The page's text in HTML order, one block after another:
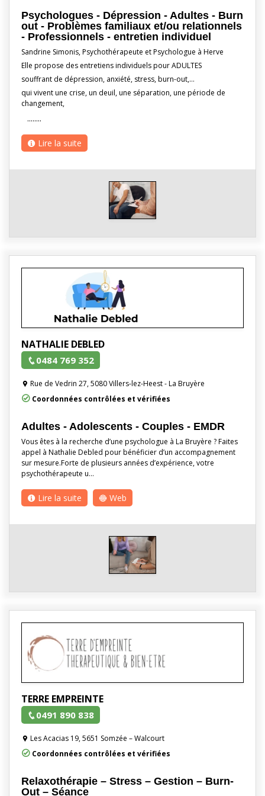
Psychologues - Dépression - Adultes - Burn
out - Problèmes familiaux et/ou relationnels
- Professionnels - entretien individuel
Sandrine Simonis, Psychothérapeute et Psychologue à Herve
Elle propose des entretiens individuels pour ADULTES
souffrant de dépression, anxiété, stress, burn-out,…
qui vivent une crise, un deuil, une séparation, une période de
changement,
........
Lire la suite
NATHALIE DEBLED
0484 769 352
Rue de Vedrin 27, 5080 Villers-lez-Heest - La Bruyère
Coordonnées contrôlées et vérifiées
Adultes - Adolescents - Couples - EMDR
Vous êtes à la recherche d’une psychologue à La Bruyère ? Faites
appel à Nathalie Debled pour bénéficier d’un accompagnement
sur mesure.Forte de plusieurs années d’expérience, votre
psychothérapeute u…
Lire la suite Web
TERRE EMPREINTE
0491 890 838
Les Acacias 19, 5651 Somzée – Walcourt
Coordonnées contrôlées et vérifiées
Relaxothérapie – Stress – Gestion – Burn-
Out – Séance